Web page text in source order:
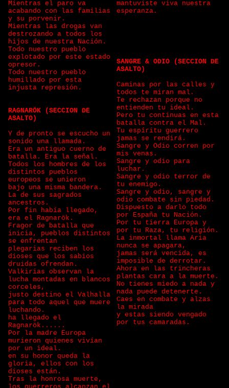
Mientras el paro va
acabando con las familias
y su porvenir.
Mientras las drogas van
destrozando a todos los
hijos de nuestra Nación.
Todo nuestro pueblo
explotado por este estado
opresor.
Todo nuestro pueblo
humillado por esta
injusta represión.
RAGNARÖK (SECCION DE
ASALTO)
Y de pronto se escucho un
sonido una llamada.
Era un antiguo cuerno de
batalla. Era la señal.
Todos los hombres de los
distintos pueblos
europeos se unieron
bajo una misma bandera.
La de sus sagrados
ancestros.
Por fin había llegado,
era el Ragnarök.
Fragor de batalla que
inicia, pueblos distintos
se enfrentan
plegarias reciben los
dioses que los sabios
druidas ofrendan.
Valkirias observan la
lucha montadas en blancos
corceles,
justo destino el Valhalla
para todo aquel que muere
luchando.
ha llegado el
Ragnarök......
Por la madre Europa
murieron quienes vivían
por un ideal.
en su honor queda la
gloria, ellos con los
dioses están.
Tras la honrosa muerte,
mantuviste viva nuestra
esperanza.
SANGRE & ODIO (SECCION DE
ASALTO)
Caminas por las calles y
todos te miran mal.
Te rechazan porque no
entienden tu ideal.
Pero tu continuas en esta
batalla contra el Mal.
Tu espíritu guerrero
jamas se rendirá.
Sangre y Odio corren por
mis venas.
Sangre y odio para
luchar.
Sangre y odio terror de
tu enemigo.
Sangre y odio, sangre y
odio combate sin piedad.
Dispuesto a darlo todo
por España tu Nación.
Por tu tierra Europa y
por tu Raza, tu religión.
La inmortal llama Aria
nunca se apagara,
jamas será vencida, es
imposible de derrotar.
Ahora en las trincheras
plantas cara a la muerte.
No tienes miedo a nada y
nada puede detenerte.
Caes en combate y alzas
la mirada
y estas siendo vengado
por tus camaradas.